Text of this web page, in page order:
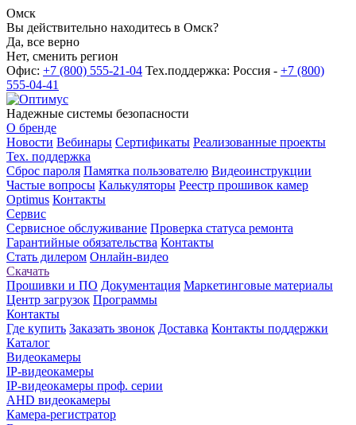
Омск
Вы действительно находитесь в Омск?
Да, все верно
Нет, сменить регион
Офис: +7 (800) 555-21-04 Тех.поддержка: Россия - +7 (800)
555-04-41
Надежные системы безопасности
О бренде
Новости Вебинары Сертификаты Реализованные проекты
Тех. поддержка
Сброс пароля Памятка пользователю Видеоинструкции
Частые вопросы Калькуляторы Реестр прошивок камер
Optimus Контакты
Сервис
Сервисное обслуживание Проверка статуса ремонта
Гарантийные обязательства Контакты
Стать дилером Онлайн-видео
Скачать
Прошивки и ПО Документация Маркетинговые материалы
Центр загрузок Программы
Контакты
Где купить Заказать звонок Доставка Контакты поддержки
Каталог
Видеокамеры
IP-видеокамеры
IP-видеокамеры проф. серии
AHD видеокамеры
Камера-регистратор